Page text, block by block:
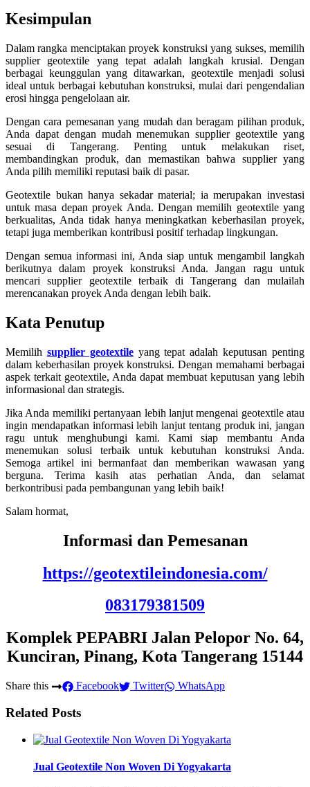
Kesimpulan
Dalam rangka menciptakan proyek konstruksi yang sukses, memilih
supplier geotextile yang tepat adalah langkah krusial. Dengan
berbagai keunggulan yang ditawarkan, geotextile menjadi solusi
ideal untuk berbagai kebutuhan konstruksi, mulai dari pengendalian
erosi hingga pengelolaan air.
Dengan cara pemesanan yang mudah dan beragam pilihan produk,
Anda dapat dengan mudah menemukan supplier geotextile yang
sesuai di Tangerang. Penting untuk melakukan riset,
membandingkan produk, dan memastikan bahwa supplier yang
Anda pilih memiliki reputasi baik di pasar.
Geotextile bukan hanya sekadar material; ia merupakan investasi
untuk masa depan proyek Anda. Dengan memilih geotextile yang
berkualitas, Anda tidak hanya meningkatkan keberhasilan proyek,
tetapi juga memberikan kontribusi positif terhadap lingkungan.
Dengan semua informasi ini, Anda siap untuk mengambil langkah
berikutnya dalam proyek konstruksi Anda. Jangan ragu untuk
mencari supplier geotextile terbaik di Tangerang dan mulailah
merencanakan proyek Anda dengan lebih baik.
Kata Penutup
Memilih supplier geotextileyang tepat adalah keputusan penting
dalam keberhasilan proyek konstruksi. Dengan memahami berbagai
aspek terkait geotextile, Anda dapat membuat keputusan yang lebih
informasional dan strategis.
Jika Anda memiliki pertanyaan lebih lanjut mengenai geotextile atau
ingin mendapatkan informasi lebih lanjut tentang produk ini, jangan
ragu untuk menghubungi kami. Kami siap membantu Anda
menemukan solusi terbaik untuk kebutuhan konstruksi Anda.
Semoga artikel ini bermanfaat dan memberikan wawasan yang
berguna. Terima kasih atas perhatian Anda, dan selamat
berkontribusi pada pembangunan yang lebih baik!
Salam hormat,
Informasi dan Pemesanan
https://geotextileindonesia.com/
083179381509
Komplek PEPABRI Jalan Pelopor No. 64,
Kunciran, Pinang, Kota Tangerang 15144
Share this Facebook Twitter WhatsApp
Related Posts
Jual Geotextile Non Woven Di Yogyakarta